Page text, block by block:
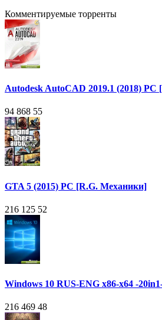
Комментируемые торренты
Autodesk AutoCAD 2019.1 (2018) PC
94 868 55
GTA 5 (2015) PC [R.G. Механики]
216 125 52
Windows 10 RUS-ENG x86-x64 -
216 469 48